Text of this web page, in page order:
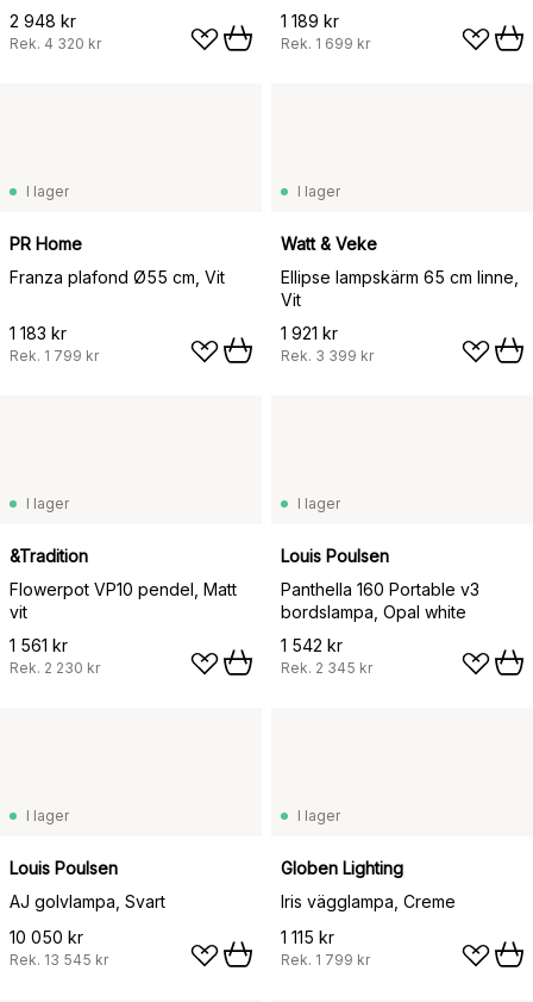
2 948 kr
Rek. 4 320 kr
1 189 kr
Rek. 1 699 kr
I lager
PR Home
Franza plafond Ø55 cm, Vit
1 183 kr
Rek. 1 799 kr
I lager
Watt & Veke
Ellipse lampskärm 65 cm linne,
Vit
1 921 kr
Rek. 3 399 kr
I lager
&Tradition
Flowerpot VP10 pendel, Matt
vit
1 561 kr
Rek. 2 230 kr
I lager
Louis Poulsen
Panthella 160 Portable v3
bordslampa, Opal white
1 542 kr
Rek. 2 345 kr
I lager
Louis Poulsen
AJ golvlampa, Svart
10 050 kr
Rek. 13 545 kr
I lager
Globen Lighting
Iris vägglampa, Creme
1 115 kr
Rek. 1 799 kr